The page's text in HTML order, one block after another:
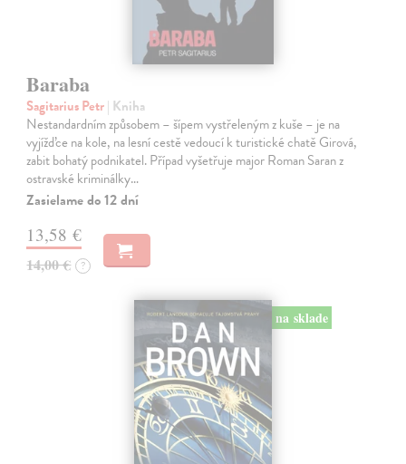
Baraba
Sagitarius Petr| Kniha
Nestandardním způsobem – šípem vystřeleným z kuše – je na
vyjížďce na kole, na lesní cestě vedoucí k turistické chatě Girová,
zabit bohatý podnikatel. Případ vyšetřuje major Roman Saran z
ostravské kriminálky…
Zasielame do 12 dní
13,58 €
14,00 € ?
na sklade